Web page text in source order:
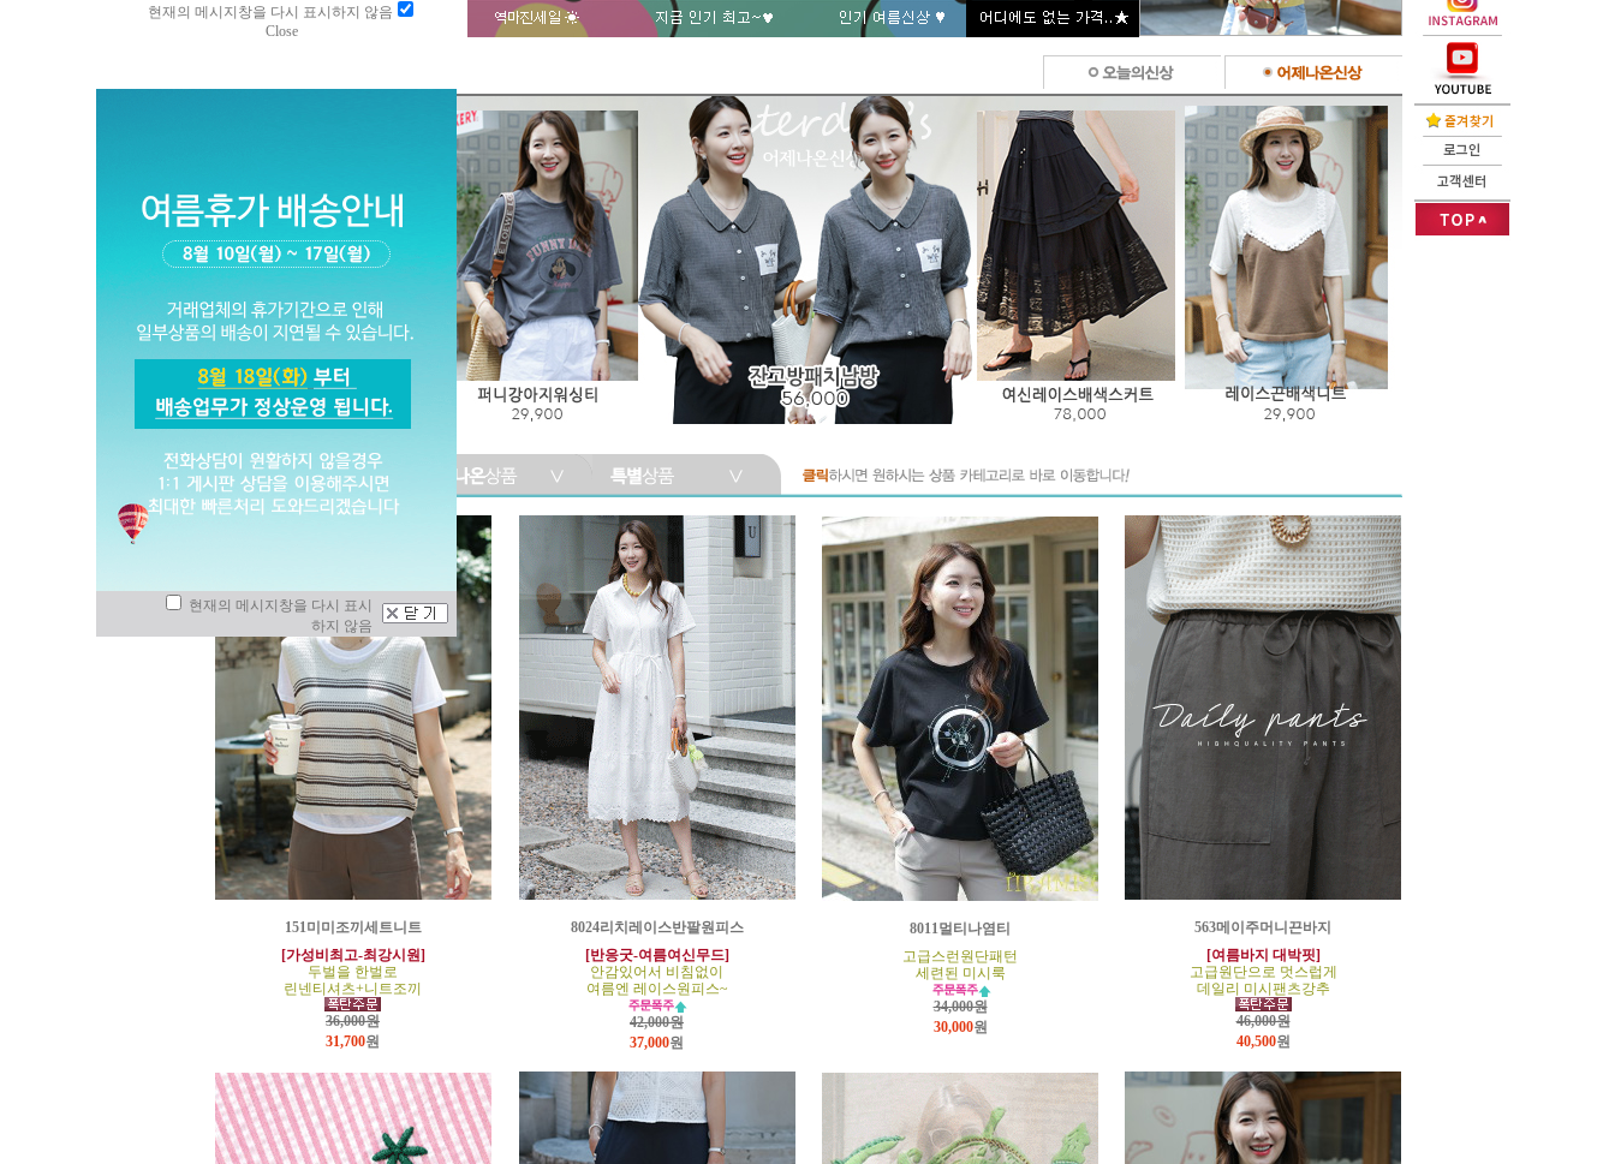
151미미조끼세트니트
[가성비최고-최강시원]
두벌을 한벌로
린넨티셔츠+니트조끼
36,000원
31,700원
8024리치레이스반팔원피스
[반응굿-여름여신무드]
안감있어서 비침없이
여름엔 레이스원피스~
42,000원
37,000원
8011멀티나염티
고급스런원단패턴
세련된 미시룩
34,000원
30,000원
563메이주머니끈바지
[여름바지 대박핏]
고급원단으로 멋스럽게
데일리 미시팬츠강추
46,000원
40,500원
현재의 메시지창을 다시 표시하지 않음
Close
현재의 메시지창을 다시 표시
하지 않음